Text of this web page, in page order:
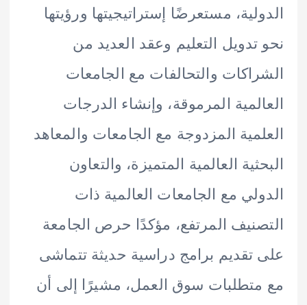
مستعرضًا إستراتيجيتها ورؤيتها
التعليم وعقد العديد من
والتحالفات مع الجامعات
المرموقة، وإنشاء الدرجات
المزدوجة مع الجامعات والمعاهد
العالمية المتميزة، والتعاون
مع الجامعات العالمية ذات
المرتفع، مؤكدًا حرص الجامعة
برامج دراسية حديثة تتماشى
سوق العمل، مشيرًا إلى أن